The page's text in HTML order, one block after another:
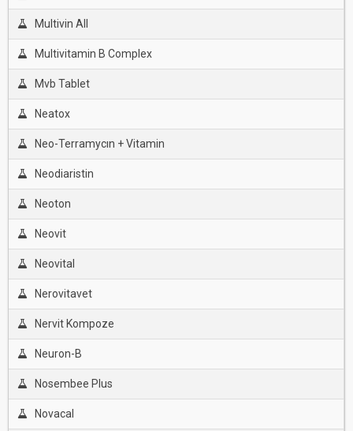
Multivin All
Multivitamin B Complex
Mvb Tablet
Neatox
Neo-Terramycın + Vitamin
Neodiaristin
Neoton
Neovit
Neovital
Nerovitavet
Nervit Kompoze
Neuron-B
Nosembee Plus
Novacal